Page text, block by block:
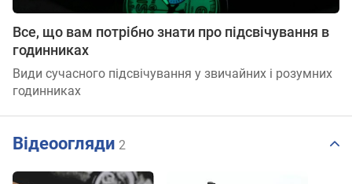
Все, що вам потрібно знати про підсвічування в
годинниках
Види сучасного підсвічування у звичайних і розумних
годинниках
Відеоогляди 2